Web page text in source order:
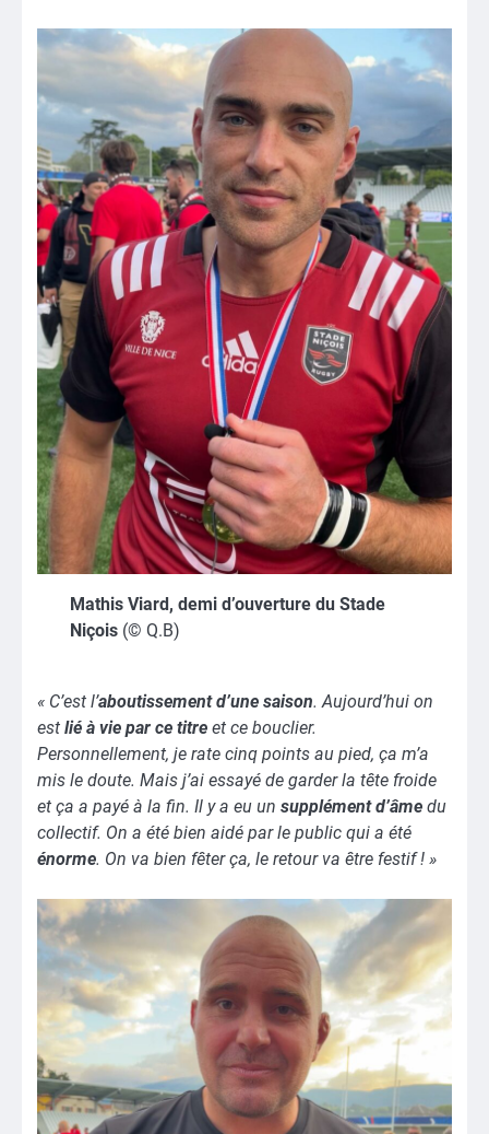
Mathis Viard, demi d’ouverture du Stade
Niçois (© Q.B)
« C’est l’aboutissement d’une saison. Aujourd’hui on
est lié à vie par ce titre et ce bouclier.
Personnellement, je rate cinq points au pied, ça m’a
mis le doute. Mais j’ai essayé de garder la tête froide
et ça a payé à la fin. Il y a eu un supplément d’âme du
collectif. On a été bien aidé par le public qui a été
énorme. On va bien fêter ça, le retour va être festif ! »